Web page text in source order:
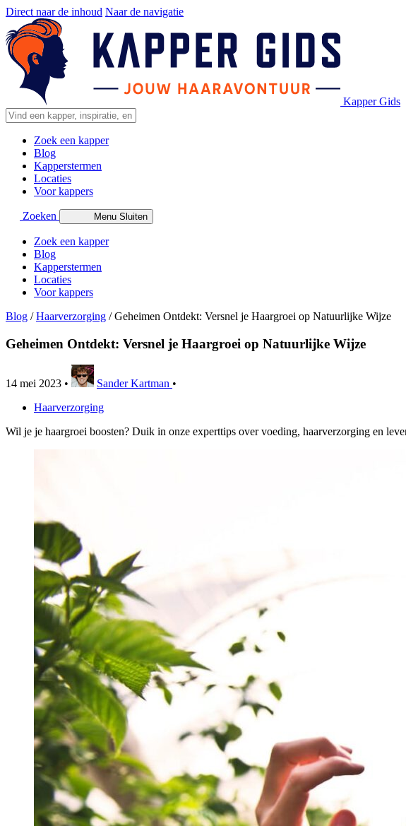
Direct naar de inhoud Naar de navigatie
Kapper Gids
Zoek een kapper
Blog
Kapperstermen
Locaties
Voor kappers
Zoeken Menu Sluiten
Zoek een kapper
Blog
Kapperstermen
Locaties
Voor kappers
Blog /Haarverzorging /Geheimen Ontdekt: Versnel je Haargroei op Natuurlijke Wijze
Geheimen Ontdekt: Versnel je Haargroei op Natuurlijke Wijze
14 mei 2023 • Sander Kartman •
Haarverzorging
Wil je je haargroei boosten? Duik in onze experttips over voeding, haarverzorging en